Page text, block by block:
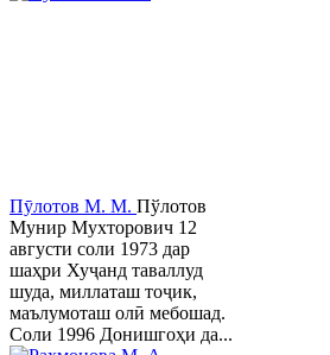
Пӯлотов М. М. Пўлотов
Мунир Мухторович 12
августи соли 1973 дар
шаҳри Хуҷанд таваллуд
шуда, миллаташ тоҷик,
маълумоташ олӣ мебошад.
Соли 1996 Донишгоҳи да...